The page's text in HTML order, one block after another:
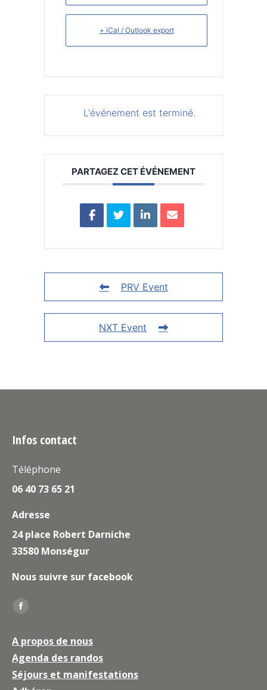
+ iCal / Outlook export
L'événement est terminé.
PARTAGEZ CET ÉVÉNEMENT
PRV Event
NXT Event
Infos contact
Téléphone
06 40 73 65 21
Adresse
24 place Robert Darniche
33580 Monségur
Nous suivre sur facebook
Trouvez nous sur :
La
Facebook
s'ouvre
dans
A propos de nous
Agenda des randos
Séjours et manifestations